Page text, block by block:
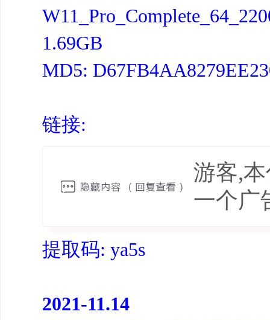
1.69GB
MD5:
链接:
游客,
一个广
提取码: ya5s
2021-11.14